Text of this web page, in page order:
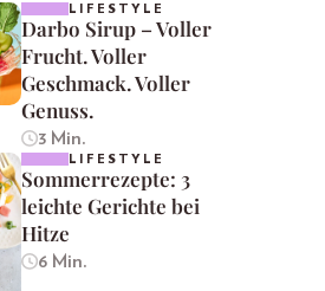
LIFESTYLE
Darbo Sirup – Voller
Frucht. Voller
Geschmack. Voller
Genuss.
3 Min.
LIFESTYLE
Sommerrezepte: 3
leichte Gerichte bei
Hitze
6 Min.